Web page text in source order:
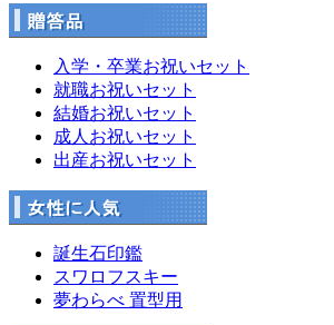
入学・卒業お祝いセット
就職お祝いセット
結婚お祝いセット
成人お祝いセット
出産お祝いセット
誕生石印鑑
スワロフスキー
夢わらべ 置型用